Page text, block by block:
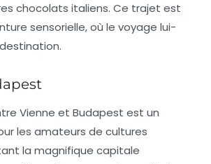
chocolats italiens. Ce trajet est
sensorielle, où le voyage lui-
Vienne et Budapest est un
les amateurs de cultures
la magnifique capitale